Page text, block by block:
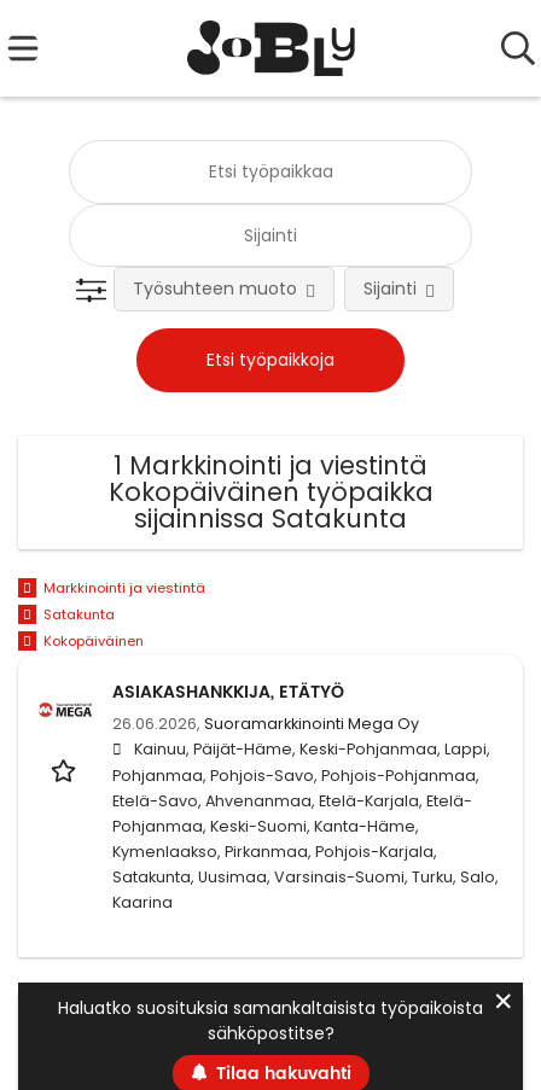
Työsuhteen muoto Sijainti
1 Markkinointi ja viestintä
Kokopäiväinen työpaikka
sijainnissa Satakunta
Markkinointi ja viestintä
Satakunta
Kokopäiväinen
ASIAKASHANKKIJA, ETÄTYÖ
26.06.2026, Suoramarkkinointi Mega Oy
Kainuu, Päijät-Häme, Keski-Pohjanmaa, Lappi,
Pohjanmaa, Pohjois-Savo, Pohjois-Pohjanmaa,
Etelä-Savo, Ahvenanmaa, Etelä-Karjala, Etelä-
Pohjanmaa, Keski-Suomi, Kanta-Häme,
Kymenlaakso, Pirkanmaa, Pohjois-Karjala,
Satakunta, Uusimaa, Varsinais-Suomi, Turku, Salo,
Kaarina
Haluatko suosituksia samankaltaisista työpaikoista
sähköpostitse?
Tilaa hakuvahti
✕